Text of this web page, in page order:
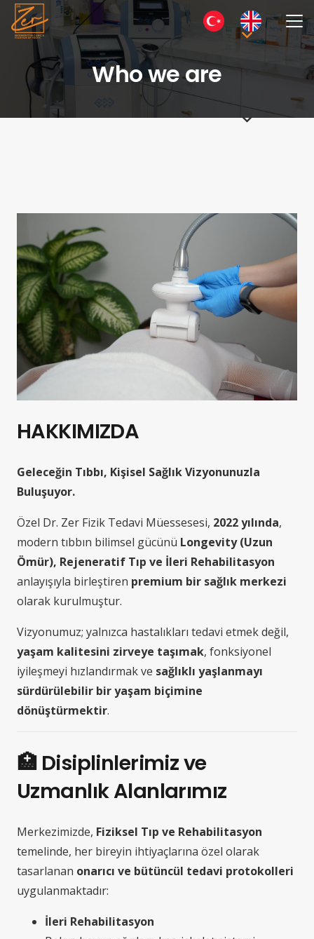
Who we are
HAKKIMIZDA
Geleceğin Tıbbı, Kişisel Sağlık Vizyonunuzla
Buluşuyor.
Özel Dr. Zer Fizik Tedavi Müessesesi, 2022 yılında,
modern tıbbın bilimsel gücünü Longevity (Uzun
Ömür), Rejeneratif Tıp ve İleri Rehabilitasyon
anlayışıyla birleştiren premium bir sağlık merkezi
olarak kurulmuştur.
Vizyonumuz; yalnızca hastalıkları tedavi etmek değil,
yaşam kalitesini zirveye taşımak, fonksiyonel
iyileşmeyi hızlandırmak ve sağlıklı yaşlanmayı
sürdürülebilir bir yaşam biçimine
dönüştürmektir.
🏥Disiplinlerimiz ve
Uzmanlık Alanlarımız
Merkezimizde, Fiziksel Tıp ve Rehabilitasyon
temelinde, her bireyin ihtiyaçlarına özel olarak
tasarlanan onarıcı ve bütüncül tedavi protokolleri
uygulanmaktadır:
İleri Rehabilitasyon